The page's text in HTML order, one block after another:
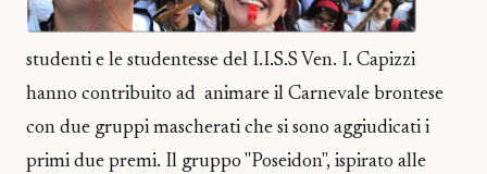
studenti e le studentesse del I.I.S.S Ven. I. Capizzi
hanno contribuito ad animare il Carnevale brontese
con due gruppi mascherati che si sono aggiudicati i
primi due premi. Il gruppo "Poseidon", ispirato alle